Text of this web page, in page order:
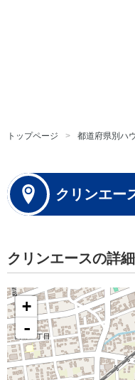
トップページ 都道府県別ハ
クリンエー
クリンエースの詳
+
-